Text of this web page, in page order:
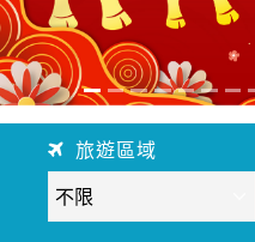
旅遊區域